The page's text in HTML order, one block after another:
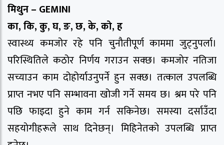
मिथुन – GEMINI
का, कि, कु, घ, ङ, छ, के, को, ह
स्वास्थ्य कमजोर रहे पनि चुनाैतीपूर्ण काममा जुट्नुपर्ला।
परिस्थितिले कठोर निर्णय गराउन सक्छ। कमजाेर नतिजा
सच्याउन काम दोहोर्याउनुपर्ने हुन सक्छ। तत्काल उपलब्धि
प्राप्त नभए पनि सम्भावना खोजी गर्ने समय छ। श्रम परे पनि
पछि फाइदा हुने काम गर्न सकिनेछ। समस्या दर्साउँदा
सहयाेगीहरूले साथ दिनेछन्। मिहिनेतकाे उपलब्धि प्राप्त